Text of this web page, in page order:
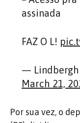
assinada
FAZ O L!
— Lindbergh
March 21,
Por sua vez, o